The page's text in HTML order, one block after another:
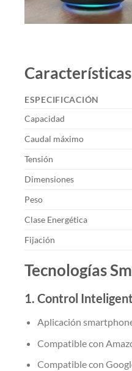
Características
ESPECIFICACIÓN
Capacidad
Caudal máximo
Tensión
Dimensiones
Peso
Clase Energética
Fijación
Tecnologías
1. Control
Aplicación
Compatible con
Compatible con